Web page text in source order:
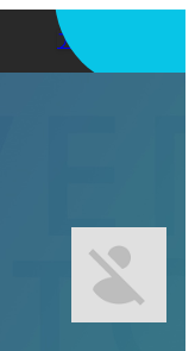
アプリを使う